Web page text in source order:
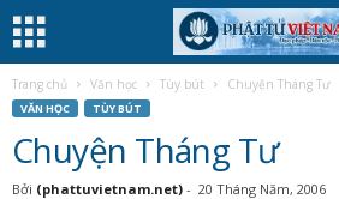
Trang chủ Văn học Tùy bút Chuyện Tháng Tư
VĂN HỌC TÙY BÚT
Chuyện Tháng Tư
Bởi (phattuvietnam.net) - 20 Tháng Năm, 2006